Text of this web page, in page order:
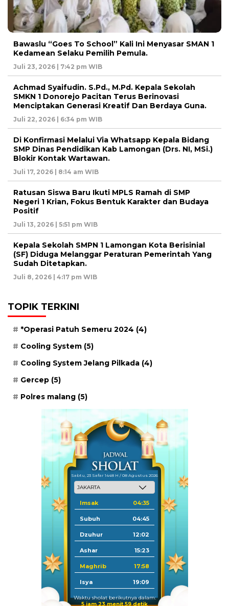
Bawaslu “Goes To School” Kali Ini Menyasar SMAN 1
Kedamean Selaku Pemilih Pemula.
Juli 23, 2026 | 7:42 pm WIB
Achmad Syaifudin. S.Pd., M.Pd. Kepala Sekolah
SMKN 1 Donorejo Pacitan Terus Berinovasi
Menciptakan Generasi Kreatif Dan Berdaya Guna.
Juli 22, 2026 | 6:34 pm WIB
Di Konfirmasi Melalui Via Whatsapp Kepala Bidang
SMP Dinas Pendidikan Kab Lamongan (Drs. NI, MSi.)
Blokir Kontak Wartawan.
Juli 17, 2026 | 8:14 am WIB
Ratusan Siswa Baru Ikuti MPLS Ramah di SMP
Negeri 1 Krian, Fokus Bentuk Karakter dan Budaya
Positif
Juli 13, 2026 | 5:51 pm WIB
Kepala Sekolah SMPN 1 Lamongan Kota Berisinial
(SF) Diduga Melanggar Peraturan Pemerintah Yang
Sudah Ditetapkan.
Juli 8, 2026 | 4:17 pm WIB
TOPIK TERKINI
*Operasi Patuh Semeru 2024 (4)
Cooling System (5)
Cooling System Jelang Pilkada (4)
Gercep (5)
Polres malang (5)
Sabtu, 23 Safar 1448 H / 08 Agustus 2026
Imsak 04:35
Subuh 04:45
Dzuhur 12:02
Ashar 15:23
Maghrib 17:58
Isya 19:09
Waktu sholat berikutnya dalam:
5 jam 23 menit 58 detik